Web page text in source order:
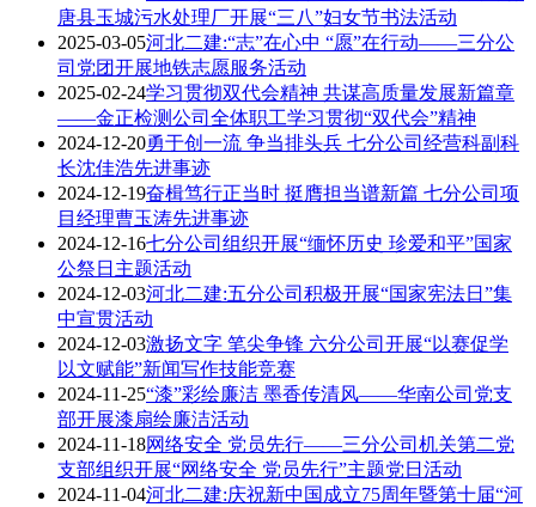
唐县玉城污水处理厂开展“三八”妇女节书法活动
2025-03-05河北二建:“志”在心中 “愿”在行动——三分公
司党团开展地铁志愿服务活动
2025-02-24学习贯彻双代会精神 共谋高质量发展新篇章
——金正检测公司全体职工学习贯彻“双代会”精神
2024-12-20勇于创一流 争当排头兵 七分公司经营科副科
长沈佳浩先进事迹
2024-12-19奋楫笃行正当时 挺膺担当谱新篇 七分公司项
目经理曹玉涛先进事迹
2024-12-16七分公司组织开展“缅怀历史 珍爱和平”国家
公祭日主题活动
2024-12-03河北二建:五分公司积极开展“国家宪法日”集
中宣贯活动
2024-12-03激扬文字 笔尖争锋 六分公司开展“以赛促学
以文赋能”新闻写作技能竞赛
2024-11-25“漆”彩绘廉洁 墨香传清风——华南公司党支
部开展漆扇绘廉洁活动
2024-11-18网络安全 党员先行——三分公司机关第二党
支部组织开展“网络安全 党员先行”主题党日活动
2024-11-04河北二建:庆祝新中国成立75周年暨第十届“河